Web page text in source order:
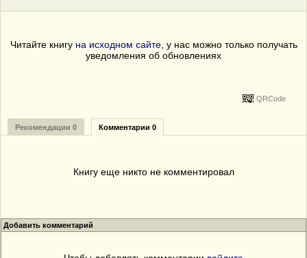
Читайте книгу на исходном сайте, у нас можно только получать
уведомления об обновлениях
QRCode
Рекомендации 0 Комментарии 0
Книгу еще никто не комментировал
Добавить комментарий